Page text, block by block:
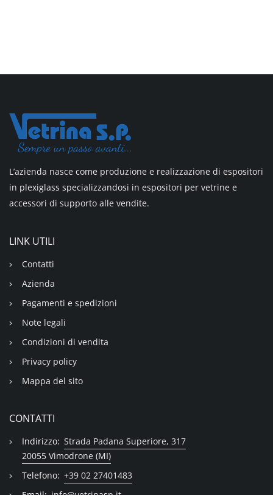
L’azienda nasce come produzione e realizzazione di espositori
in plexiglass specializzandosi in espositori per vetrine e
accessori di supporto alle vendite.
LINK UTILI
Contatti
Azienda
Pagamenti e spedizioni
Note legali
Condizioni di vendita
Privacy policy
Mappa del sito
CONTATTI
Indirizzo: Strada Padana Superiore, 317
20055 Vimodrone (MI)
Telefono: +39 02 27401483